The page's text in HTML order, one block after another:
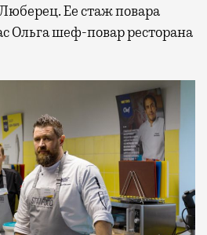
Ее стаж повара
Ольга шеф-повар ресторана